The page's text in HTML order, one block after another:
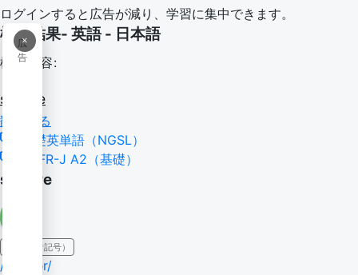
ログインすると広告が減り、学習に集中できます。
×
広
告
検索結果- 英語 - 日本語
検索内容:
square
翻訳する
基礎英単語（NGSL）
CEFR-J A2（基礎）
square
IPA（発音記号）
/skwɛər/